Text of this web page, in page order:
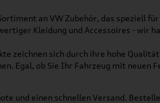
an VW Zubehör, das speziell
Kleidung und Accessoires - wir
zeichnen sich durch ihre hohe
Egal, ob Sie Ihr Fahrzeug mit neuen
und einen schnellen Versand.